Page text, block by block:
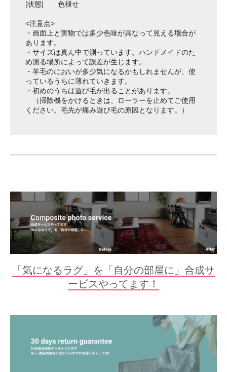
[状態] 色褪せ
<注意点>
・画面上と実物では多少色味が異なって見える場合が
あります。
・サイズは真ん中で測っています。ハンドメイドのた
め測る場所によって誤差が生じます。
・羊毛のにおいが多少気になるかもしれませんが、使
っているうちに薄れていきます。
・初めのうちは遊び毛が出ることがあります。
（掃除機をかけるときは、ローラーを止めてご使用
ください。毛先が痛み遊び毛の原因となります。）
「気になるラグ」を「自分の部屋に」合成サ
ービスやってます！